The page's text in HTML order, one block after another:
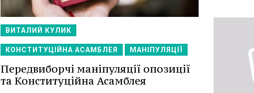
ВИТАЛИЙ КУЛИК
КОНСТИТУЦІЙНА АСАМБЛЕЯ МАНІПУЛЯЦІЇ
Передвиборчі маніпуляції опозиції
та Конституційна Асамблея